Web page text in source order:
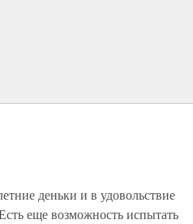
деньки и в удовольствие
еще возможность испытать